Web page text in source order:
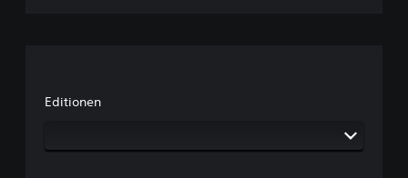
Editionen